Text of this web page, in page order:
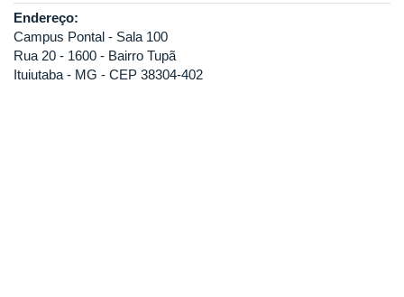
Endereço:
Campus Pontal - Sala 100
Rua 20 - 1600 - Bairro Tupã
Ituiutaba - MG - CEP 38304-402